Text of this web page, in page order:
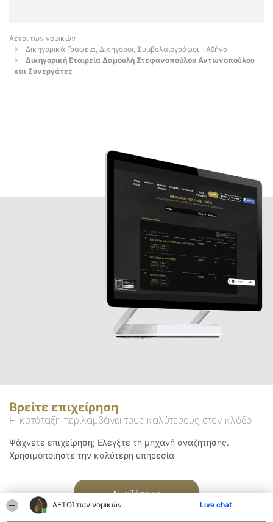
ΑΕΤΟΊ των νομικών Live chat
Αετοί των νομικών
Δικηγορικά Γραφεία, Δικηγόροι, Συμβολαιογράφοι - Αθήνα
Δικηγορική Εταιρεία Δαμουλή Στεφανοπούλου Αντωνοπούλου
και Συνεργάτες
Βρείτε επιχείρηση
Η κατάταξη περιλαμβάνει τους καλύτερους στον κλάδο
Ψάχνετε επιχείρηση; Ελέγξτε τη μηχανή αναζήτησης.
Χρησιμοποιήστε την καλύτερη υπηρεσία
Αναζήτηση